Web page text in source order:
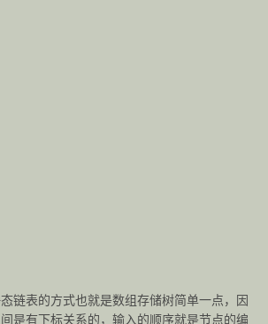
链表的方式也就是数组存储树简单一点，因
是有下标关系的，输入的顺序就是节点的编